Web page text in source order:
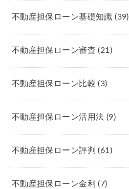
不動産担保ローン基礎知識(39)
不動産担保ローン審査(21)
不動産担保ローン比較(3)
不動産担保ローン活用法 (9)
不動産担保ローン評判(61)
不動産担保ローン金利(7)